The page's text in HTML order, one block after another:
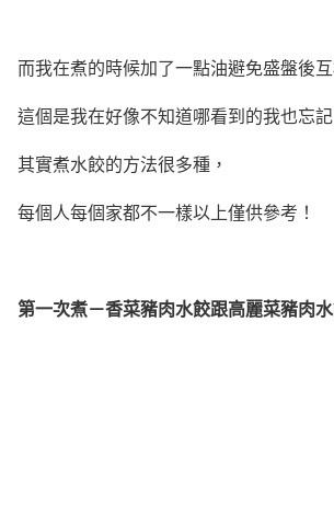
而我在煮的時候加了一點油避免盛盤後互
這個是我在好像不知道哪看到的我也忘記
其實煮水餃的方法很多種，
每個人每個家都不一樣以上僅供參考！
第一次煮－香菜豬肉水餃跟高麗菜豬肉